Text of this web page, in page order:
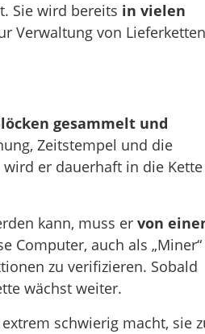
Sie wird bereits in vielen
Verwaltung von
gesammelt und
Zeitstempel und die
er dauerhaft in die Kette
kann, muss ervon
Computer, auch als „Miner“
zu verifizieren. Sobald
wächst weiter.
schwierig macht, sie